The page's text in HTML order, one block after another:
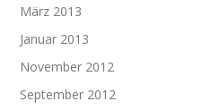
März 2013
Januar 2013
November 2012
September 2012